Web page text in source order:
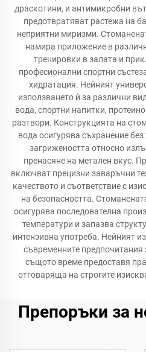
драскотини, и антимикробни
предотвратяват растежа на
неприятни миризми.
намира приложение в
тренировки в залата и
професионални спортни
хидратация. Нейният
използването ѝ за различни
вода, спортни напитки,
разтвори. Конструкцията на
вода осигурява съхранение
загрижеността относно
пренасяне на метален вкус.
включват прецизни заваръчни
качеството и съответствие с
на безопасността.
осигурява последователна
температури и запазва
интензивна употреба. Нейният
съвременните
същото време предоставя
отговаряща на строгите
Препоръки за